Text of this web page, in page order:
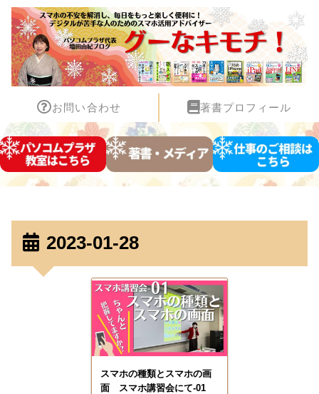
お問い合わせ 著書プロフィール
2023-01-28
スマホの種類とスマホの画
面 スマホ講習会にて-01